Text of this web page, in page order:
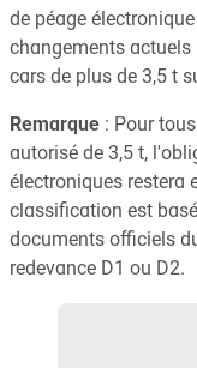
de péage
changements actuels
cars de plus de 3,5 t
Remarque : Pour
autorisé de 3,5 t,
électroniques restera
classification est
documents officiels
redevance D1 ou D2.